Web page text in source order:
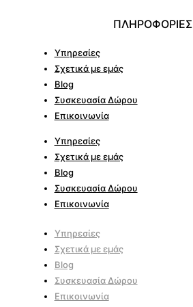
ΠΛΗΡΟΦΟΡΙΕΣ
Υπηρεσίες
Σχετικά με εμάς
Blog
Συσκευασία Δώρου
Επικοινωνία
Υπηρεσίες
Σχετικά με εμάς
Blog
Συσκευασία Δώρου
Επικοινωνία
Υπηρεσίες
Σχετικά με εμάς
Blog
Συσκευασία Δώρου
Επικοινωνία